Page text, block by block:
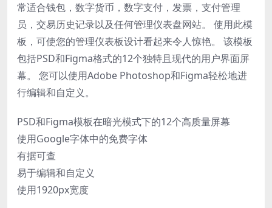
常适合钱包，数字货币，数字支付，发票，支付管理
员，交易历史记录以及任何管理仪表盘网站。 使用此模
板，可使您的管理仪表板设计看起来令人惊艳。 该模板
包括PSD和Figma格式的12个独特且现代的用户界面屏
幕。 您可以使用Adobe Photoshop和Figma轻松地进
行编辑和自定义。
PSD和Figma模板在暗光模式下的12个高质量屏幕
使用Google字体中的免费字体
有据可查
易于编辑和自定义
使用1920px宽度